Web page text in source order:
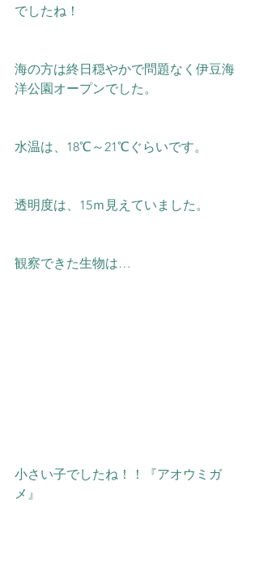
でしたね！
海の方は終日穏やかで問題なく伊豆海
洋公園オープンでした。
水温は、18℃～21℃ぐらいです。
透明度は、15ｍ見えていました。
観察できた生物は…
小さい子でしたね！！『アオウミガ
メ』